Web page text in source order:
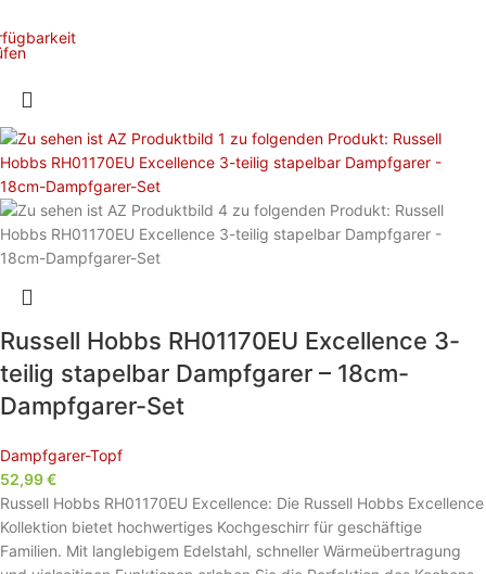
Russell Hobbs RH01170EU Excellence 3-
teilig stapelbar Dampfgarer – 18cm-
Dampfgarer-Set
Dampfgarer-Topf
52,99€
Russell Hobbs RH01170EU Excellence: Die Russell Hobbs Excellence
Kollektion bietet hochwertiges Kochgeschirr für geschäftige
Familien. Mit langlebigem Edelstahl, schneller Wärmeübertragung